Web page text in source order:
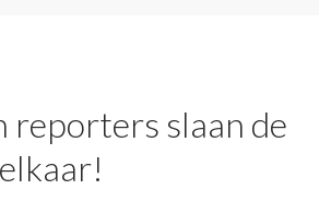
reporters slaan de